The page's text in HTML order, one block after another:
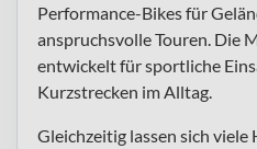
Performance-Bikes für
anspruchsvolle Touren. Die
entwickelt für sportliche
Kurzstrecken im Alltag.
Gleichzeitig lassen sich